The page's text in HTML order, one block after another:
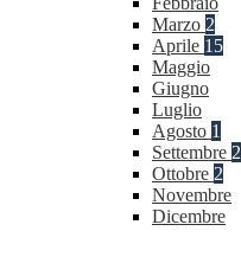
Marzo 2
Aprile 15
Maggio
Giugno
Luglio
Agosto 1
Settembre 2
Ottobre 2
Novembre
Dicembre